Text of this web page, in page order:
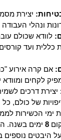
יצירת
ונהלי
לוודא שכולם
ועד
אם קרה אירוע
לקחים ומוודא
יצירת דרכים
של כולם, כל
ימי הכשירות
8 ימים בשנה.
היבטים נוספים